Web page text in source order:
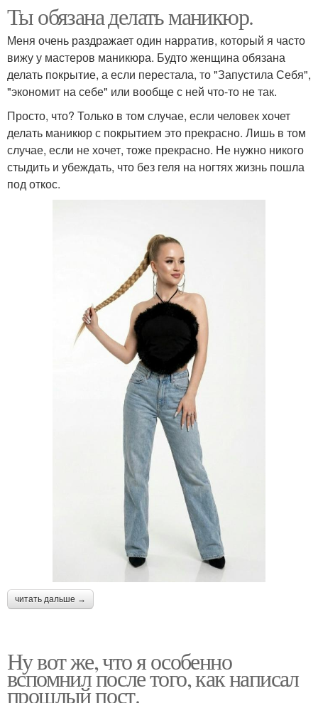
Ты обязана делать маникюр.
Меня очень раздражает один нарратив, который я часто
вижу у мастеров маникюра. Будто женщина обязана
делать покрытие, а если перестала, то "Запустила Себя",
"экономит на себе" или вообще с ней что-то не так.
Просто, что? Только в том случае, если человек хочет
делать маникюр с покрытием это прекрасно. Лишь в том
случае, если не хочет, тоже прекрасно. Не нужно никого
стыдить и убеждать, что без геля на ногтях жизнь пошла
под откос.
читать дальше →
Ну вот же, что я особенно
вспомнил после того, как написал
прошлый пост.